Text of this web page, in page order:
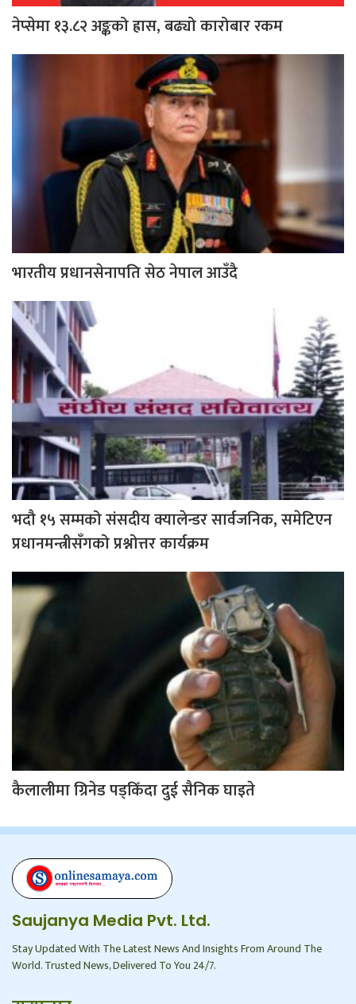
नेप्सेमा १३.८२ अङ्कको ह्रास, बढ्यो कारोबार रकम
भारतीय प्रधानसेनापति सेठ नेपाल आउँदै
भदौ १५ सम्मको संसदीय क्यालेन्डर सार्वजनिक, समेटिएन
प्रधानमन्त्रीसँगको प्रश्नोत्तर कार्यक्रम
कैलालीमा ग्रिनेड पड्किँदा दुई सैनिक घाइते
Saujanya Media Pvt. Ltd.
Stay Updated With The Latest News And Insights From Around The
World. Trusted News, Delivered To You 24/7.